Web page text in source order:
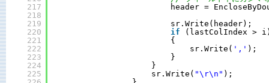
217
218
219
220
221
222
223
224
225
header =
sr.Write(header);
if
(lastColIndex >
{
sr.Write( ',' );
}
}
sr.Write( "\r\n" );